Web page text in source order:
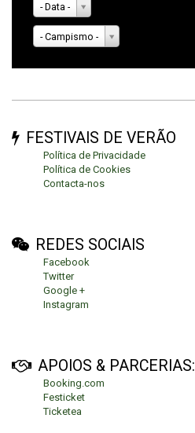
- Data -
- Campismo -
FESTIVAIS DE VERÃO
Política de Privacidade
Política de Cookies
Contacta-nos
REDES SOCIAIS
Facebook
Twitter
Google +
Instagram
APOIOS & PARCERIAS:
Booking.com
Festicket
Ticketea